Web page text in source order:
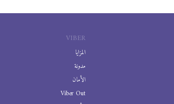
VIBER
المزايا
مدونة
الأمان
Viber Out